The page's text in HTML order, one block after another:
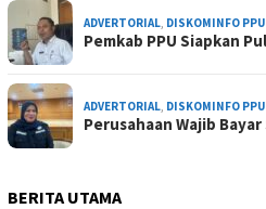
ADVERTORIAL DISKOMINFO PPU
Pemkab PPU Siapkan
ADVERTORIAL DISKOMINFO PPU
Perusahaan Wajib
BERITA UTAMA